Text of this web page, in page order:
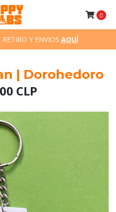
Y ENVIOS AQUÍ
0
| Dorohedoro
CLP